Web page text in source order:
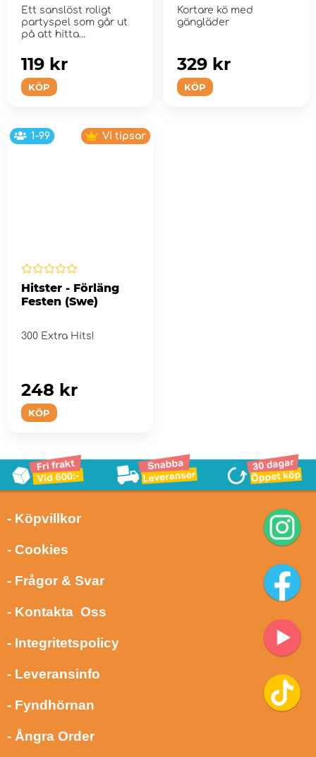
Ett sanslöst roligt
partyspel som går ut
på att hitta
KÖP
119 kr
Kortare kö med
gängläder
KÖP
329 kr
1-99 Vi tipsar
Hitster - Förläng
Festen (Swe)
300 Extra Hits!
KÖP
248 kr
- Köpvillkor
- Cookies
- Frågor & Svar
- Kontakta Oss
- Integritetspolicy
- Leveransinfo
- Fyndhörnan
- Ångra Order